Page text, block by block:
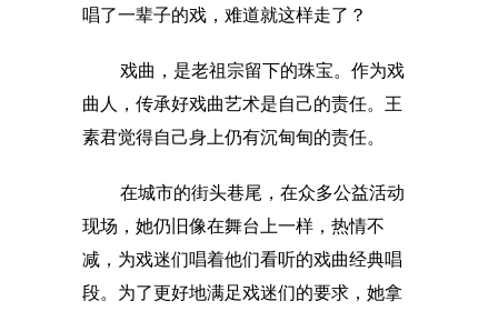
唱了一辈子的戏，难道就这样走了？
戏曲，是老祖宗留下的珠宝。作为戏
曲人，传承好戏曲艺术是自己的责任。王
素君觉得自己身上仍有沉甸甸的责任。
在城市的街头巷尾，在众多公益活动
现场，她仍旧像在舞台上一样，热情不
减，为戏迷们唱着他们看听的戏曲经典唱
段。为了更好地满足戏迷们的要求，她拿